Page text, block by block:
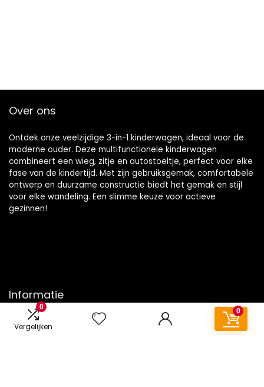
0
Vergelijken
0
Over ons
Ontdek onze veelzijdige 3-in-1 kinderwagen, ideaal voor de
moderne ouder. Deze multifunctionele kinderwagen
combineert een wieg, zitje en autostoeltje, perfect voor elke
fase van de kindertijd. Met zijn gebruiksgemak, comfortabele
ontwerp en duurzame constructie biedt het gemak en stijl
voor elke wandeling. Een slimme keuze voor actieve
gezinnen!
Informatie
Contact